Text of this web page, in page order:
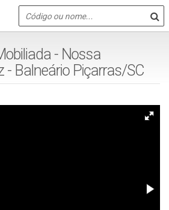
- Nossa
- Balneário Piçarras/SC